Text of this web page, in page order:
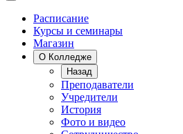
Расписание
Курсы и семинары
Магазин
О Колледже
Назад
Преподаватели
Учредители
История
Фото и видео